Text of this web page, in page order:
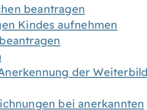
beantragen
Kindes aufnehmen
der
bei anerkannten